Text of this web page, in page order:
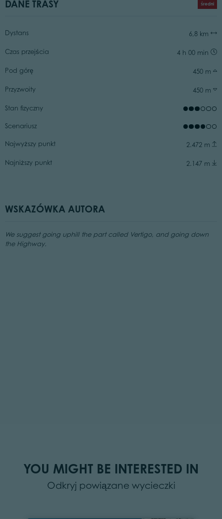
DANE TRASY średni
Dystans 6,8 km
Czas przejścia 4 h 00 min
Pod górę 450 m
Przyzwoity 450 m
Stan fizyczny
Scenariusz
Najwyższy punkt 2.472 m
Najniższy punkt 2.147 m
WSKAZÓWKA AUTORA
We suggest going uphill the part called Vertigo, and going down
the Highway.
YOU MIGHT BE INTERESTED IN
Odkryj powiązane wycieczki